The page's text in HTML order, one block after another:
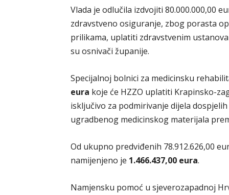
Vlada je odlučila izdvojiti 80.000.000,00
zdravstveno osiguranje, zbog porasta
prilikama, uplatiti zdravstvenim
su osnivači županije.
Specijalnoj bolnici za medicinsku
eura koje će HZZO uplatiti Krapinsko-
isključivo za podmirivanje dijela
ugradbenog medicinskog materijala
Od ukupno predviđenih 78.912.626,00
namijenjeno je 1.466.437,00 eura.
Namjensku pomoć u sjeverozapadnoj